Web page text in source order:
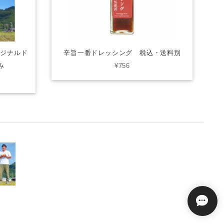
ナルド
辛旨一番ドレッシング 税込・送料別
¥756